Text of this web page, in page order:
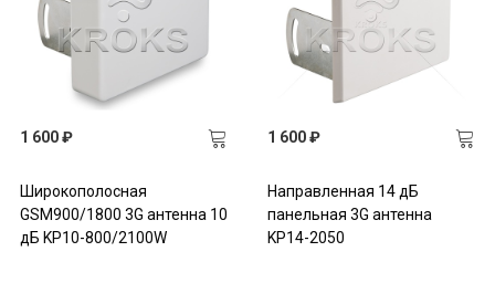
1 600 ₽
Широкополосная
GSM900/1800 3G антенна 10
дБ KP10-800/2100W
1 600 ₽
Направленная 14 дБ
панельная 3G антенна
KP14-2050